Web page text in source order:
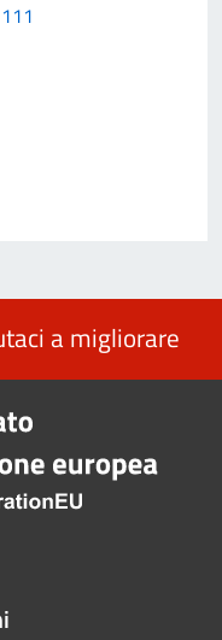
a migliorare